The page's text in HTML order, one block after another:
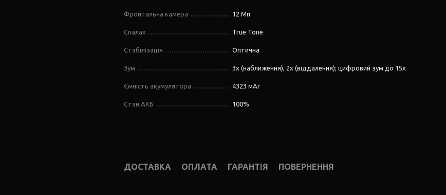
Фронтальна камера 12 Мп
Спалах True Tone
Стабілізація Оптична
Зум 3x (наближення), 2x (віддалення); цифровий зум до 15x
Ємність акумулятора 4323 мАг
Стан АКБ 100%
ДОСТАВКА ОПЛАТА ГАРАНТІЯ ПОВЕРНЕННЯ